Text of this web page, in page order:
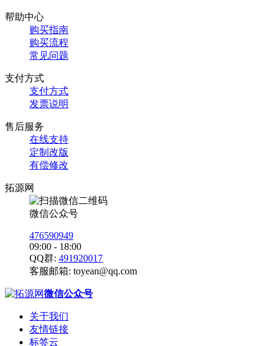
帮助中心
购买指南
购买流程
常见问题
支付方式
支付方式
发票说明
售后服务
在线支持
定制改版
有偿修改
拓源网
微信公众号
476590949
09:00 - 18:00
QQ群: 491920017
客服邮箱: toyean@qq.com
微信公众号
关于我们
友情链接
标签云